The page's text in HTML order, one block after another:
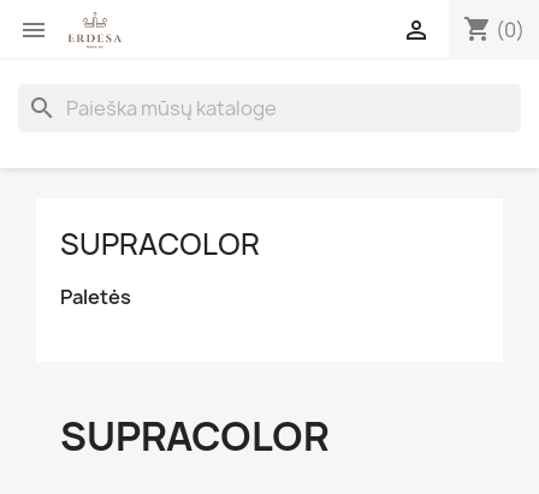
 shopping_cart (0)

search
SUPRACOLOR
Paletės
SUPRACOLOR